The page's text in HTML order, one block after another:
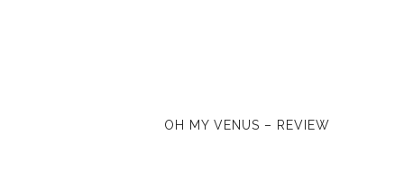
OH MY VENUS – REVIEW